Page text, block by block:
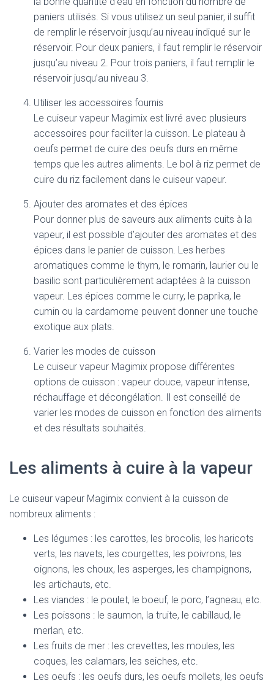
paniers utilisés. Si vous utilisez un seul panier, il suffit
de remplir le réservoir jusqu’au niveau indiqué sur le
réservoir. Pour deux paniers, il faut remplir le réservoir
jusqu’au niveau 2. Pour trois paniers, il faut remplir le
réservoir jusqu’au niveau 3.
Utiliser les accessoires fournis
Le cuiseur vapeur Magimix est livré avec plusieurs
accessoires pour faciliter la cuisson. Le plateau à
oeufs permet de cuire des oeufs durs en même
temps que les autres aliments. Le bol à riz permet de
cuire du riz facilement dans le cuiseur vapeur.
Ajouter des aromates et des épices
Pour donner plus de saveurs aux aliments cuits à la
vapeur, il est possible d’ajouter des aromates et des
épices dans le panier de cuisson. Les herbes
aromatiques comme le thym, le romarin, laurier ou le
basilic sont particulièrement adaptées à la cuisson
vapeur. Les épices comme le curry, le paprika, le
cumin ou la cardamome peuvent donner une touche
exotique aux plats.
Varier les modes de cuisson
Le cuiseur vapeur Magimix propose différentes
options de cuisson : vapeur douce, vapeur intense,
réchauffage et décongélation. Il est conseillé de
varier les modes de cuisson en fonction des aliments
et des résultats souhaités.
Les aliments à cuire à la vapeur
Le cuiseur vapeur Magimix convient à la cuisson de
nombreux aliments :
Les légumes : les carottes, les brocolis, les haricots
verts, les navets, les courgettes, les poivrons, les
oignons, les choux, les asperges, les champignons,
les artichauts, etc.
Les viandes : le poulet, le boeuf, le porc, l’agneau, etc.
Les poissons : le saumon, la truite, le cabillaud, le
merlan, etc.
Les fruits de mer : les crevettes, les moules, les
coques, les calamars, les seiches, etc.
Les oeufs : les oeufs durs, les oeufs mollets, les oeufs